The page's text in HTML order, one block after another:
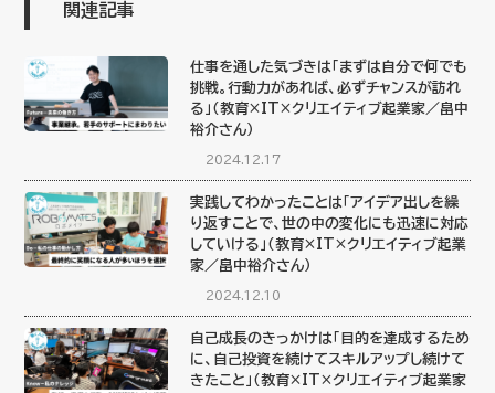
関連記事
仕事を通した気づきは「まずは自分で何でも
挑戦。行動力があれば、必ずチャンスが訪れ
る」（教育×IT×クリエイティブ起業家／畠中
裕介さん）
2024.12.17
実践してわかったことは「アイデア出しを繰
り返すことで、世の中の変化にも迅速に対応
していける」（教育×IT×クリエイティブ起業
家／畠中裕介さん）
2024.12.10
自己成長のきっかけは「目的を達成するため
に、自己投資を続けてスキルアップし続けて
きたこと」（教育×IT×クリエイティブ起業家